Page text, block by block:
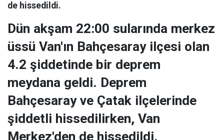
de hissedildi.
Dün akşam 22:00 sularında merkez
üssü Van'ın Bahçesaray ilçesi olan
4.2 şiddetinde bir deprem
meydana geldi. Deprem
Bahçesaray ve Çatak ilçelerinde
şiddetli hissedilirken, Van
Merkez'den de hissedildi.